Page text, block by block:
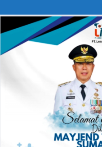
ke
konten